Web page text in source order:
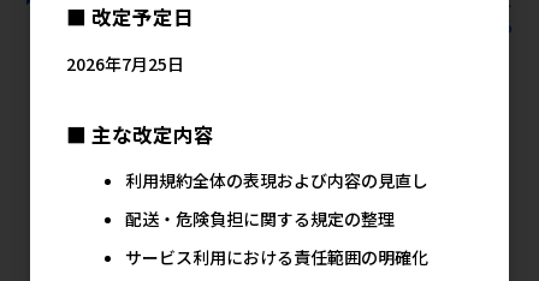
見る
■ 改定予定日
2026年7月25日
■ 主な改定内容
利用規約全体の表現および内容の見直し
配送・危険負担に関する規定の整理
サービス利用における責任範囲の明確化